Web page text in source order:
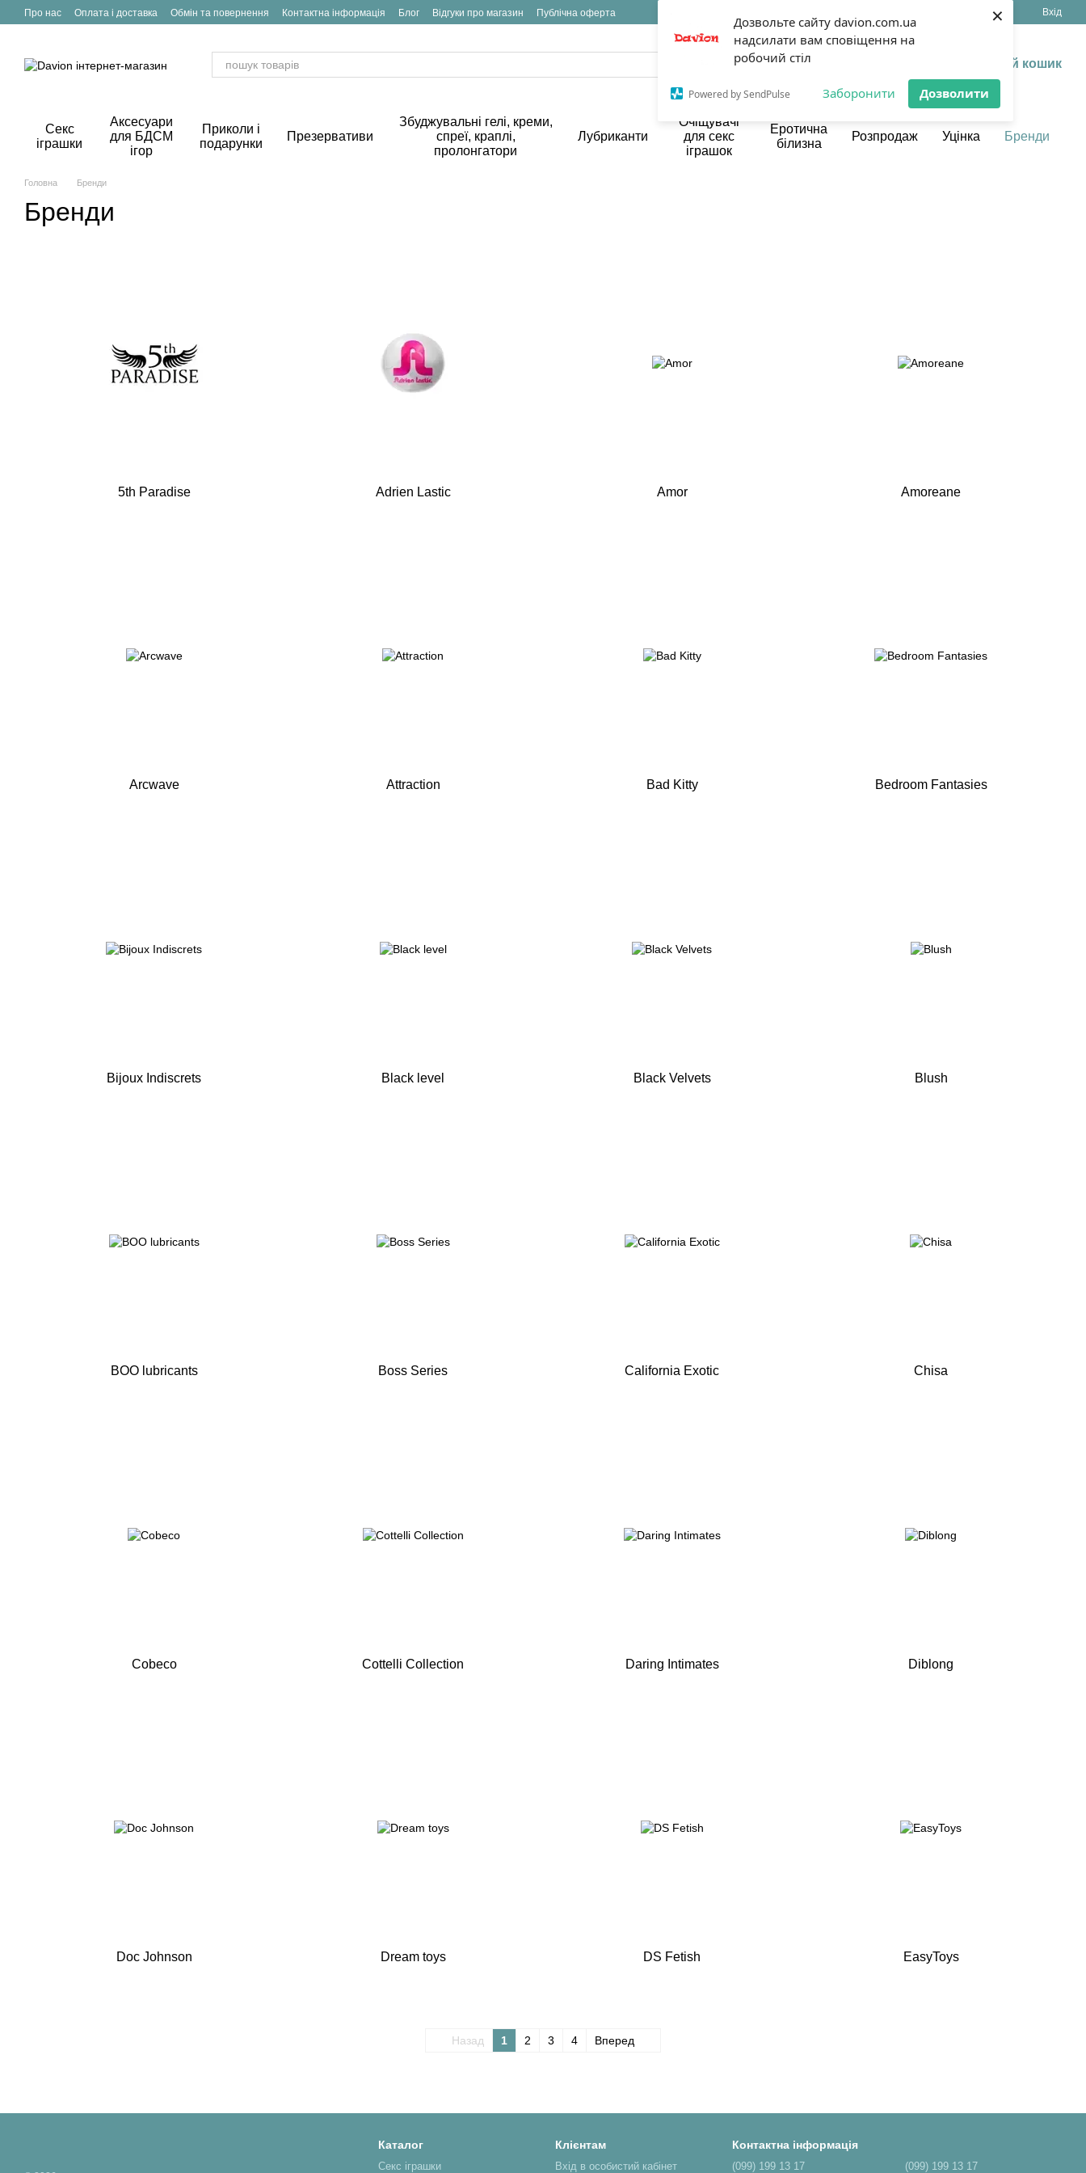
Дозвольте сайту davion.com.ua
надсилати вам сповіщення на
робочий стіл
Powered by SendPulse Заборонити Дозволити
×
Перейти до основного контенту
Про нас Оплата і доставка Обмін та повернення Контактна інформація Блог Відгуки про магазин Публічна оферта УкрРус Вхід
Мій кошик
Секс
іграшки
Аксесуари
для БДСМ
ігор
Приколи і
подарунки
Презервативи
Збуджувальні гелі, креми,
спреї, краплі,
пролонгатори
Лубриканти
Очіщувачі
для секс
іграшок
Еротична
білизна
Розпродаж Уцінка Бренди
Головна Бренди
Бренди
5th Paradise Adrien Lastic Amor Amoreane
Arcwave Attraction Bad Kitty Bedroom Fantasies
Bijoux Indiscrets Black level Black Velvets Blush
BOO lubricants Boss Series California Exotic Chisa
Cobeco Cottelli Collection Daring Intimates Diblong
Doc Johnson Dream toys DS Fetish EasyToys
Назад 1 2 3 4 Вперед
Каталог
Секс іграшки
Клієнтам
Вхід в особистий кабінет
Контактна інформація
(099) 199 13 17 (099) 199 13 17